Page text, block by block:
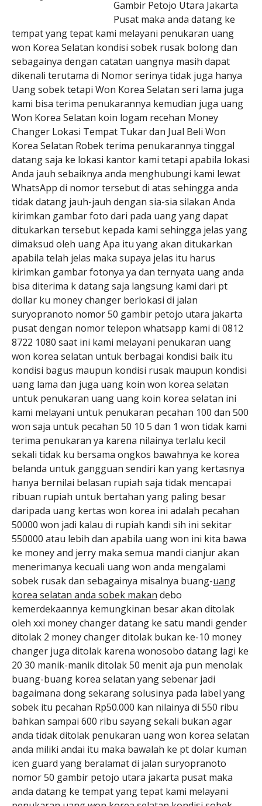
Gambir Petojo Utara Jakarta
Pusat maka anda datang ke
tempat yang tepat kami melayani penukaran uang
won Korea Selatan kondisi sobek rusak bolong dan
sebagainya dengan catatan uangnya masih dapat
dikenali terutama di Nomor serinya tidak juga hanya
Uang sobek tetapi Won Korea Selatan seri lama juga
kami bisa terima penukarannya kemudian juga uang
Won Korea Selatan koin logam recehan Money
Changer Lokasi Tempat Tukar dan Jual Beli Won
Korea Selatan Robek terima penukarannya tinggal
datang saja ke lokasi kantor kami tetapi apabila lokasi
Anda jauh sebaiknya anda menghubungi kami lewat
WhatsApp di nomor tersebut di atas sehingga anda
tidak datang jauh-jauh dengan sia-sia silakan Anda
kirimkan gambar foto dari pada uang yang dapat
ditukarkan tersebut kepada kami sehingga jelas yang
dimaksud oleh uang Apa itu yang akan ditukarkan
apabila telah jelas maka supaya jelas itu harus
kirimkan gambar fotonya ya dan ternyata uang anda
bisa diterima k datang saja langsung kami dari pt
dollar ku money changer berlokasi di jalan
suryopranoto nomor 50 gambir petojo utara jakarta
pusat dengan nomor telepon whatsapp kami di 0812
8722 1080 saat ini kami melayani penukaran uang
won korea selatan untuk berbagai kondisi baik itu
kondisi bagus maupun kondisi rusak maupun kondisi
uang lama dan juga uang koin won korea selatan
untuk penukaran uang uang koin korea selatan ini
kami melayani untuk penukaran pecahan 100 dan 500
won saja untuk pecahan 50 10 5 dan 1 won tidak kami
terima penukaran ya karena nilainya terlalu kecil
sekali tidak ku bersama ongkos bawahnya ke korea
belanda untuk gangguan sendiri kan yang kertasnya
hanya bernilai belasan rupiah saja tidak mencapai
ribuan rupiah untuk bertahan yang paling besar
daripada uang kertas won korea ini adalah pecahan
50000 won jadi kalau di rupiah kandi sih ini sekitar
550000 atau lebih dan apabila uang won ini kita bawa
ke money and jerry maka semua mandi cianjur akan
menerimanya kecuali uang won anda mengalami
sobek rusak dan sebagainya misalnya buang-uang
korea selatan anda sobek makan debo
kemerdekaannya kemungkinan besar akan ditolak
oleh xxi money changer datang ke satu mandi gender
ditolak 2 money changer ditolak bukan ke-10 money
changer juga ditolak karena wonosobo datang lagi ke
20 30 manik-manik ditolak 50 menit aja pun menolak
buang-buang korea selatan yang sebenar jadi
bagaimana dong sekarang solusinya pada label yang
sobek itu pecahan Rp50.000 kan nilainya di 550 ribu
bahkan sampai 600 ribu sayang sekali bukan agar
anda tidak ditolak penukaran uang won korea selatan
anda miliki andai itu maka bawalah ke pt dolar kuman
icen guard yang beralamat di jalan suryopranoto
nomor 50 gambir petojo utara jakarta pusat maka
anda datang ke tempat yang tepat kami melayani